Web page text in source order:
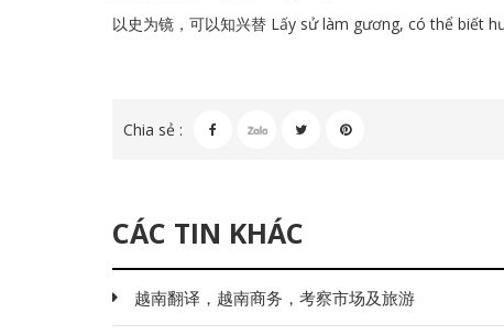
以史为镜，可以知兴替 Lấy sử làm gương, có thể biết
Chia sẻ :
CÁC TIN KHÁC
越南翻译，越南商务，考察市场及旅游